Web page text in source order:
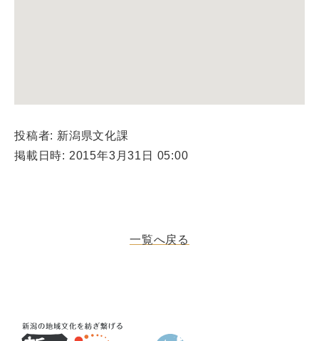
投稿者: 新潟県文化課
掲載日時: 2015年3月31日 05:00
一覧へ戻る